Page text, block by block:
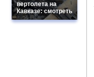
вертолета на
Кавказе: смотреть